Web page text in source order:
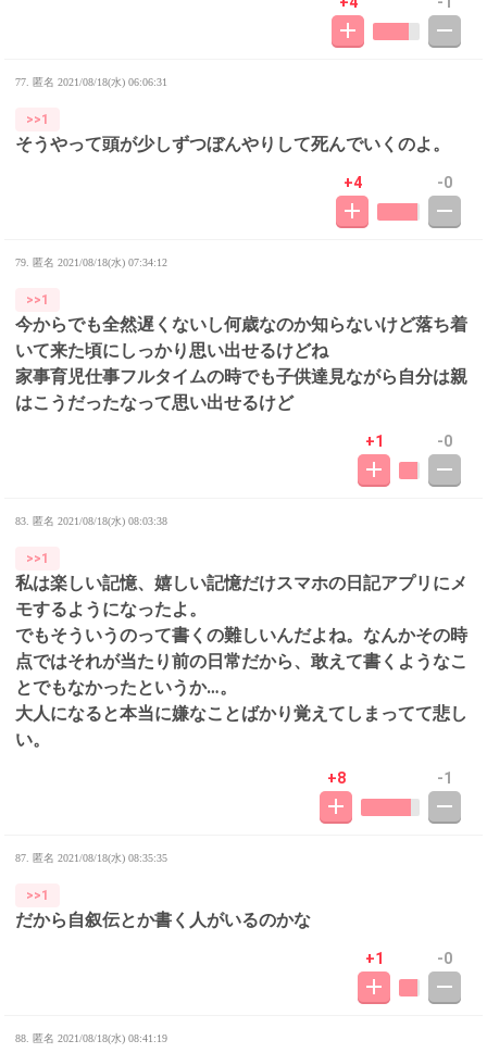
77. 匿名 2021/08/18(水) 06:06:31
>>1
そうやって頭が少しずつぼんやりして死んでいくのよ。
+4 -0
79. 匿名 2021/08/18(水) 07:34:12
>>1
今からでも全然遅くないし何歳なのか知らないけど落ち着
いて来た頃にしっかり思い出せるけどね
家事育児仕事フルタイムの時でも子供達見ながら自分は親
はこうだったなって思い出せるけど
+1 -0
83. 匿名 2021/08/18(水) 08:03:38
>>1
私は楽しい記憶、嬉しい記憶だけスマホの日記アプリにメ
モするようになったよ。
でもそういうのって書くの難しいんだよね。なんかその時
点ではそれが当たり前の日常だから、敢えて書くようなこ
とでもなかったというか…。
大人になると本当に嫌なことばかり覚えてしまってて悲し
い。
+8 -1
87. 匿名 2021/08/18(水) 08:35:35
>>1
だから自叙伝とか書く人がいるのかな
+1 -0
88. 匿名 2021/08/18(水) 08:41:19